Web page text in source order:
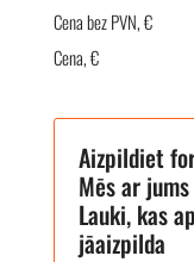
Cena bez PVN, €
Cena, €
Aizpildiet
Mēs ar
Lauki, kas
jāaizpilda